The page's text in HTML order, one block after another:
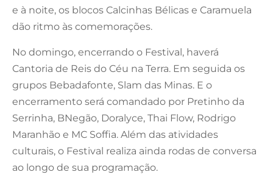
e à noite, os blocos Calcinhas Bélicas e Caramuela
dão ritmo às comemorações.
No domingo, encerrando o Festival, haverá
Cantoria de Reis do Céu na Terra. Em seguida os
grupos Bebadafonte, Slam das Minas. E o
encerramento será comandado por Pretinho da
Serrinha, BNegão, Doralyce, Thai Flow, Rodrigo
Maranhão e MC Soffia. Além das atividades
culturais, o Festival realiza ainda rodas de conversa
ao longo de sua programação.